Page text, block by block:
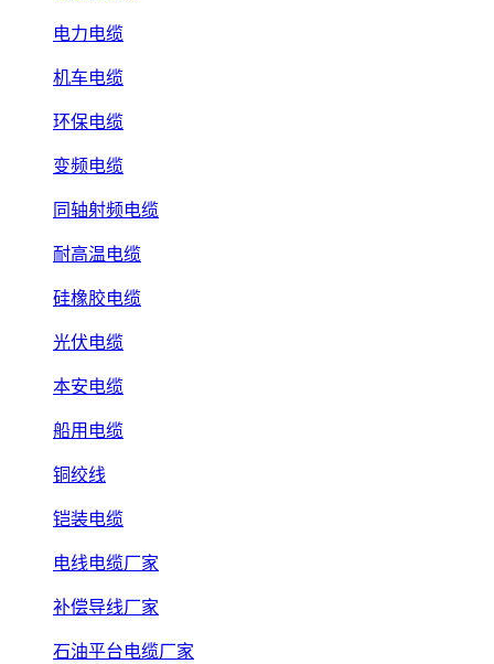
电力电缆
机车电缆
环保电缆
变频电缆
同轴射频电缆
耐高温电缆
硅橡胶电缆
光伏电缆
本安电缆
船用电缆
铜绞线
铠装电缆
电线电缆厂家
补偿导线厂家
石油平台电缆厂家